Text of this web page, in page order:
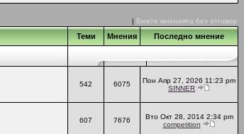
| Вижте мненията без отговор
Теми Мнения Последно мнение
542 6075
Пон Апр 27, 2026 11:23 pm
SINNER
607 7676
Вто Окт 28, 2014 2:34 pm
competition